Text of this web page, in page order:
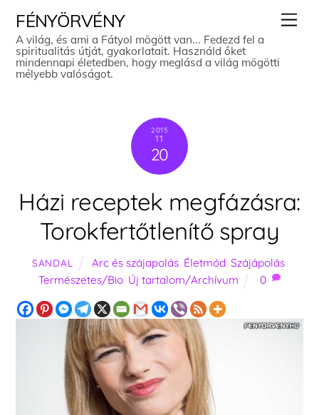
content
FÉNYÖRVÉNY
A világ, és ami a Fátyol mögött van... Fedezd fel a
spiritualitás útját, gyakorlatait. Használd őket
mindennapi életedben, hogy meglásd a világ mögötti
mélyebb valóságot.
2015
11
20
Házi receptek megfázásra:
Torokfertőtlenítő spray
SANDAL Arc és szájapolás, Életmód Szájápolás,
Természetes/Bio, Új tartalom/Archívum 0